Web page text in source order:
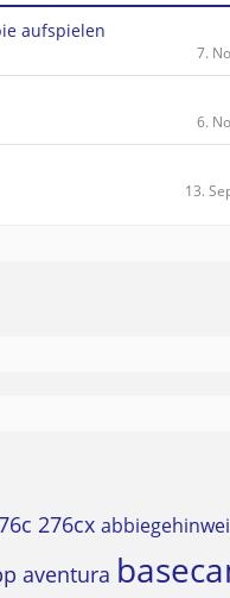
aufspielen
7.
6.
13.
276cx
aventura